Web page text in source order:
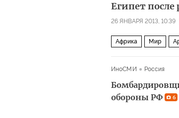
Египет
26 ЯНВАРЯ 2013, 10:39
Африка Мир
ИноСМИ Россия
обороны РФ
6